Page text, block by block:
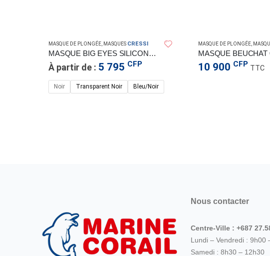
MASQUE DE PLONGÉE MASQUES CRESSI
MASQUE BIG EYES SILICONE CRESSISUB
À partir de : 5 795 CFP
Noir Transparent Noir Bleu/Noir
MASQUE DE PLONGÉE
10 900 CFP TTC
Nous contacter
Centre-Ville : +687
Lundi – Vendredi : 9h00
Samedi : 8h30 – 12h30